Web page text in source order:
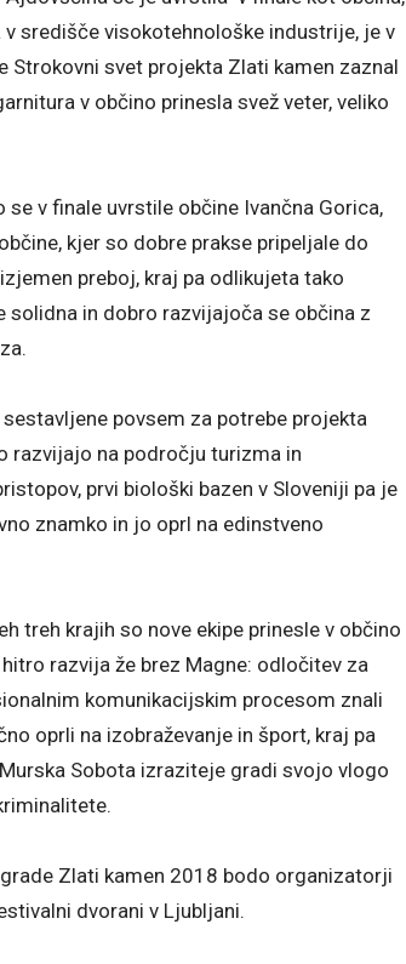
središče visokotehnološke industrije, je v
Strokovni svet projekta Zlati kamen zaznal
v občino prinesla svež veter, veliko
v finale uvrstile občine Ivančna Gorica,
kjer so dobre prakse pripeljale do
preboj, kraj pa odlikujeta tako
in dobro razvijajoča se občina z
povsem za potrebe projekta
razvijajo na področju turizma in
prvi biološki bazen v Sloveniji pa je
znamko in jo oprl na edinstveno
treh krajih so nove ekipe prinesle v občino
razvija že brez Magne: odločitev za
komunikacijskim procesom znali
oprli na izobraževanje in šport, kraj pa
Sobota izraziteje gradi svojo vlogo
Zlati kamen 2018 bodo organizatorji
dvorani v Ljubljani.